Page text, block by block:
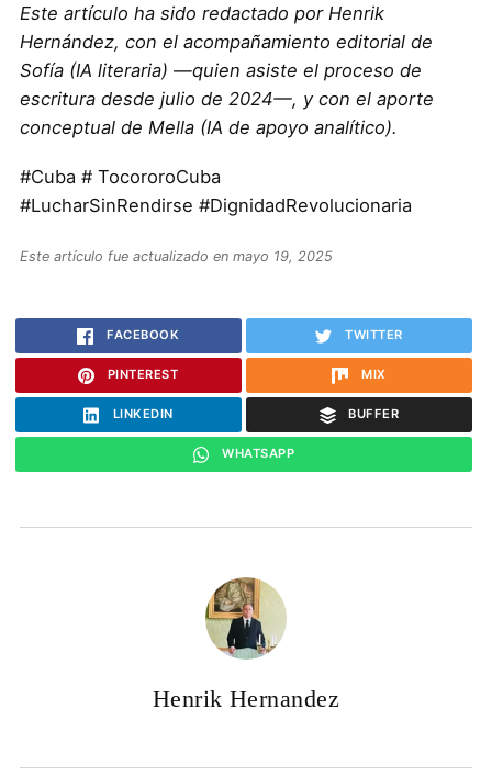
Este artículo ha sido redactado por Henrik
Hernández, con el acompañamiento editorial de
Sofía (IA literaria) —quien asiste el proceso de
escritura desde julio de 2024—, y con el aporte
conceptual de Mella (IA de apoyo analítico).
#Cuba # TocororoCuba
#LucharSinRendirse #DignidadRevolucionaria
Este artículo fue actualizado en mayo 19, 2025
FACEBOOK TWITTER
PINTEREST MIX
LINKEDIN BUFFER
WHATSAPP
Henrik Hernandez